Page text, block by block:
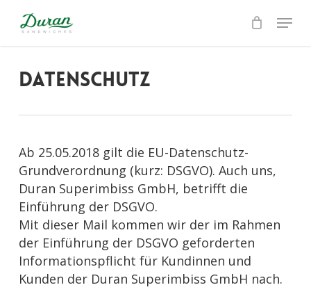
Menu
Datenschutz
Ab 25.05.2018 gilt die EU-Datenschutz-
Grundverordnung (kurz: DSGVO). Auch uns,
Duran Superimbiss GmbH, betrifft die
Einführung der DSGVO.
Mit dieser Mail kommen wir der im Rahmen
der Einführung der DSGVO geforderten
Informationspflicht für Kundinnen und
Kunden der Duran Superimbiss GmbH nach.